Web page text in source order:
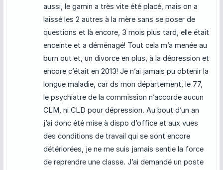
aussi, le gamin a très vite été placé, mais on a
laissé les 2 autres à la mère sans se poser de
questions et là encore, 3 mois plus tard, elle était
enceinte et a déménagé! Tout cela m’a menée au
burn out et, un divorce en plus, à la dépression et
encore c’était en 2013! Je n’ai jamais pu obtenir la
longue maladie, car ds mon département, le 77,
le psychiatre de la commission n’accorde aucun
CLM, ni CLD pour dépression. Au bout d’un an
j’ai donc été mise à dispo d’office et aux vues
des conditions de travail qui se sont encore
détériorées, je ne me suis jamais sentie la force
de reprendre une classe. J’ai demandé un poste